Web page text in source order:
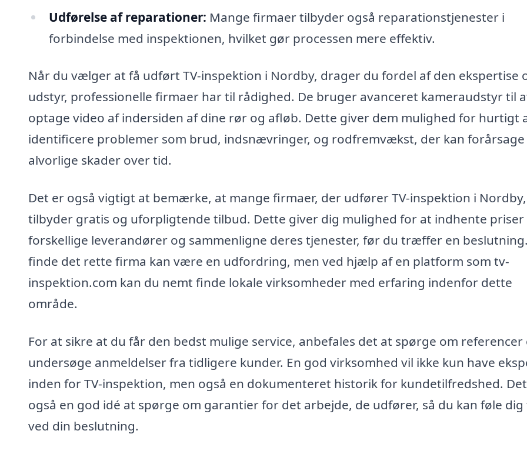
Udførelse af reparationer: Mange firmaer tilbyder også reparationstjenester i
forbindelse med inspektionen, hvilket gør processen mere effektiv.
Når du vælger at få udført TV-inspektion i Nordby, drager du fordel af den ekspertise
udstyr, professionelle firmaer har til rådighed. De bruger avanceret kameraudstyr til
optage video af indersiden af dine rør og afløb. Dette giver dem mulighed for hurtigt
identificere problemer som brud, indsnævringer, og rodfremvækst, der kan forårsage
alvorlige skader over tid.
Det er også vigtigt at bemærke, at mange firmaer, der udfører TV-inspektion i Nordby,
tilbyder gratis og uforpligtende tilbud. Dette giver dig mulighed for at indhente priser
forskellige leverandører og sammenligne deres tjenester, før du træffer en
finde det rette firma kan være en udfordring, men ved hjælp af en platform som tv-
inspektion.com kan du nemt finde lokale virksomheder med erfaring indenfor dette
område.
For at sikre at du får den bedst mulige service, anbefales det at spørge om referencer
undersøge anmeldelser fra tidligere kunder. En god virksomhed vil ikke kun have
inden for TV-inspektion, men også en dokumenteret historik for kundetilfredshed.
også en god idé at spørge om garantier for det arbejde, de udfører, så du kan føle
ved din beslutning.